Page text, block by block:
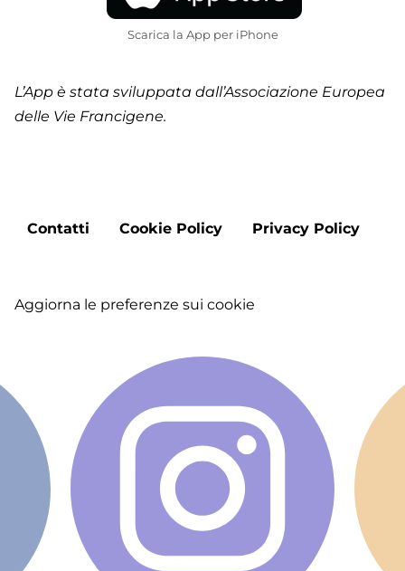
Scarica la App per iPhone
L’App è stata sviluppata dall’Associazione Europea
delle Vie Francigene.
Footer
Contatti Cookie Policy Privacy Policy
Aggiorna le preferenze sui cookie